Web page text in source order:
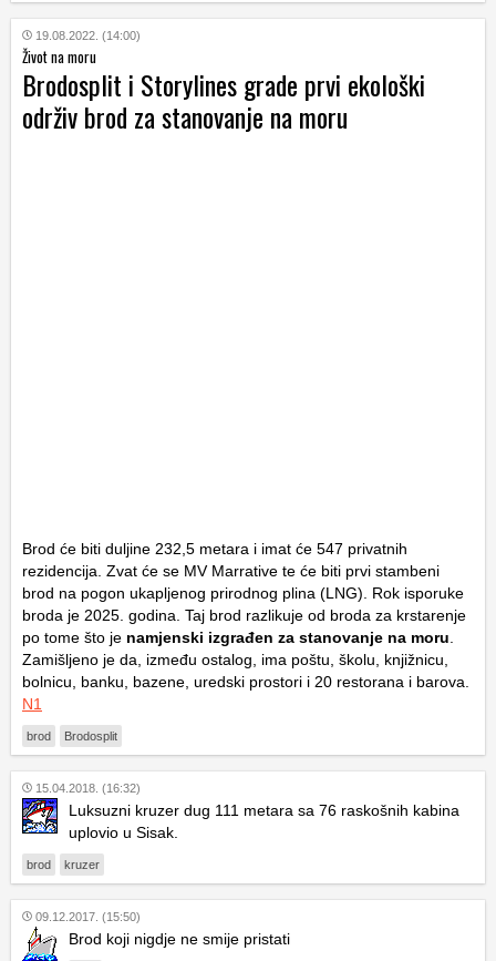
19.08.2022. (14:00)
Život na moru
Brodosplit i Storylines grade prvi ekološki
održiv brod za stanovanje na moru
Brod će biti duljine 232,5 metara i imat će 547 privatnih
rezidencija. Zvat će se MV Marrative te će biti prvi stambeni
brod na pogon ukapljenog prirodnog plina (LNG). Rok isporuke
broda je 2025. godina. Taj brod razlikuje od broda za krstarenje
po tome što je namjenski izgrađen za stanovanje na moru.
Zamišljeno je da, između ostalog, ima poštu, školu, knjižnicu,
bolnicu, banku, bazene, uredski prostori i 20 restorana i barova.
N1
brod Brodosplit
15.04.2018. (16:32)
Luksuzni kruzer dug 111 metara sa 76 raskošnih kabina
uplovio u Sisak.
brod kruzer
09.12.2017. (15:50)
Brod koji nigdje ne smije pristati